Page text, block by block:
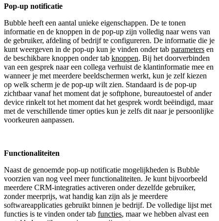
Pop-up notificatie
Bubble heeft een aantal unieke eigenschappen. De te tonen
informatie en de knoppen in de pop-up zijn volledig naar wens van
de gebruiker, afdeling of bedrijf te configureren. De informatie die je
kunt weergeven in de pop-up kun je vinden onder tab parameters en
de beschikbare knoppen onder tab knoppen. Bij het doorverbinden
van een gesprek naar een collega verhuist de klantinformatie mee en
wanneer je met meerdere beeldschermen werkt, kun je zelf kiezen
op welk scherm je de pop-up wilt zien. Standaard is de pop-up
zichtbaar vanaf het moment dat je softphone, bureautoestel of ander
device rinkelt tot het moment dat het gesprek wordt beëindigd, maar
met de verschillende timer opties kun je zelfs dit naar je persoonlijke
voorkeuren aanpassen.
Functionaliteiten
Naast de genoemde pop-up notificatie mogelijkheden is Bubble
voorzien van nog veel meer functionaliteiten. Je kunt bijvoorbeeld
meerdere CRM-integraties activeren onder dezelfde gebruiker,
zonder meerprijs, wat handig kan zijn als je meerdere
softwareapplicaties gebruikt binnen je bedrijf. De volledige lijst met
functies is te vinden onder tab functies, maar we hebben alvast een